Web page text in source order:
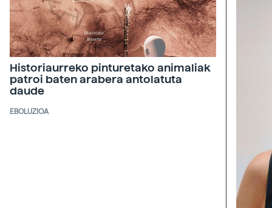
Historiaurreko pinturetako animaliak
patroi baten arabera antolatuta
daude
EBOLUZIOA